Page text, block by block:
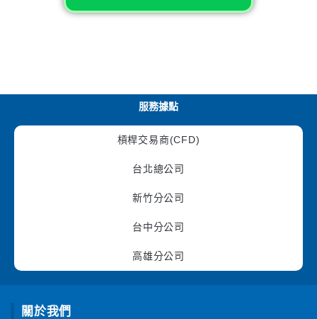
服務據點
槓桿交易商(CFD)
台北總公司
新竹分公司
台中分公司
高雄分公司
關於我們